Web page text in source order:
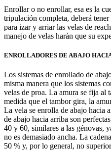
Enrollar o no enrollar, esa es la
tripulación completa, deberá
para izar y arriar las velas de
manejo de velas harán que su
ENROLLADORES DE ABAJO
Los sistemas de enrollado de
misma manera que los sistemas
velas de proa. La amura se fija al
medida que el tambor gira, la
La vela se enrolla de abajo hacia
de abajo hacia arriba son
40 y 60, similares a las génovas,
no es demasiado ancha. La
50 % y, por lo general, no